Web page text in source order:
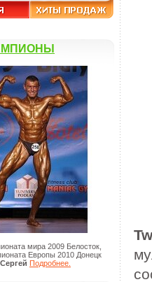
мира 2009 Белосток,
Европы 2010 Донецк
Подробнее.